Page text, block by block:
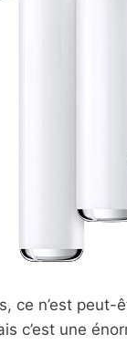
ce n’est peut-
c’est une